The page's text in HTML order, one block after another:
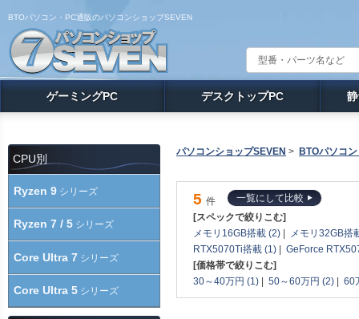
BTOパソコン・PC通販のパソコンショップSEVEN
ゲーミングPC デスクトップPC
パソコンショップSEVEN > BTOパソコ
5 件
一覧にして比較
[スペックで絞りこむ]
メモリ16GB搭載 (2) |
メモリ32GB搭
RTX5070Ti搭載 (1) | GeForce
[価格帯で絞りこむ]
30～40万円 (1) | 50～60万円 (2) | 60
CPU別
Ryzen 9 シリーズ
Ryzen 7 / 5 シリーズ
Core Ultra 7 シリーズ
Core Ultra 5 シリーズ